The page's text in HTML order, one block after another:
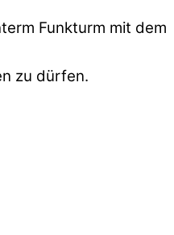
Funkturm mit dem
zu dürfen.